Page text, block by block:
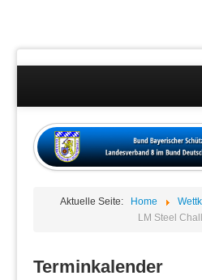
Aktuelle Seite: Home
LM Steel
Terminkalender